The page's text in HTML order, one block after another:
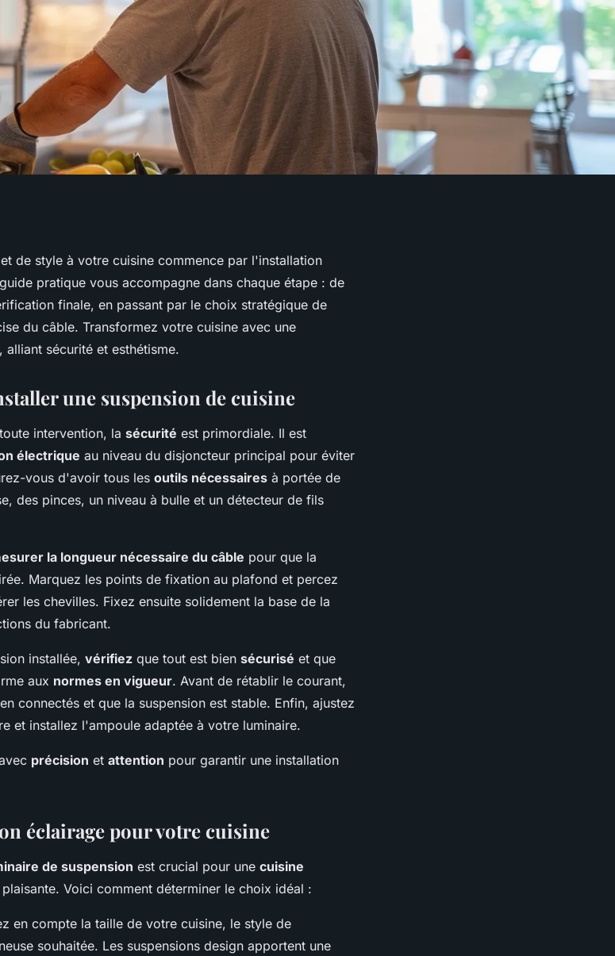
de
de style à votre cuisine commence par l'installation
pratique vous accompagne dans chaque étape : de
finale, en passant par le choix stratégique de
du câble. Transformez votre cuisine avec une
alliant sécurité et esthétisme.
une suspension de cuisine
intervention, la sécurité est primordiale. Il est
électrique au niveau du disjoncteur principal pour éviter
vous d'avoir tous les outils nécessaires à portée de
des pinces, un niveau à bulle et un détecteur de fils
la longueur nécessaire du câble pour que la
Marquez les points de fixation au plafond et percez
les chevilles. Fixez ensuite solidement la base de la
du fabricant.
installée, vérifiez que tout est bien sécurisé et que
aux normes en vigueur. Avant de rétablir le courant,
connectés et que la suspension est stable. Enfin, ajustez
et installez l'ampoule adaptée à votre luminaire.
précision et attention pour garantir une installation
éclairage pour votre cuisine
de suspension est crucial pour une cuisine
Voici comment déterminer le choix idéal :
en compte la taille de votre cuisine, le style de
souhaitée. Les suspensions design apportent une